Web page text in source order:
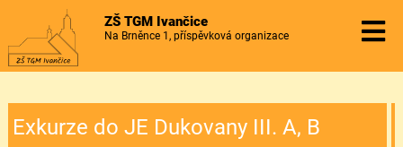
ZŠ TGM Ivančice
Na Brněnce 1, příspěvková organizace
Exkurze do JE Dukovany III. A, B